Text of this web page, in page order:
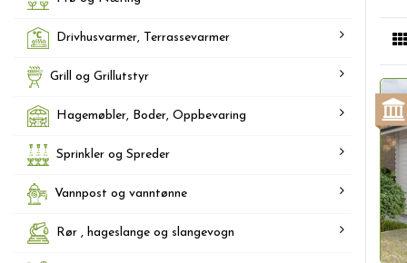
Drivhusvarmer, Terrassevarmer
Grill og Grillutstyr
Hagemøbler, Boder, Oppbevaring
Sprinkler og Spreder
Vannpost og vanntønne
Rør , hageslange og slangevogn